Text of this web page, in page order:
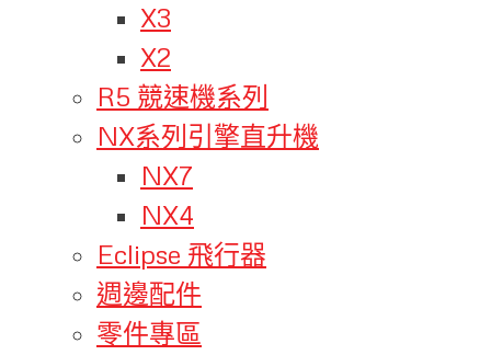
X3
X2
R5 競速機系列
NX系列引擎直升機
NX7
NX4
Eclipse 飛行器
週邊配件
零件專區